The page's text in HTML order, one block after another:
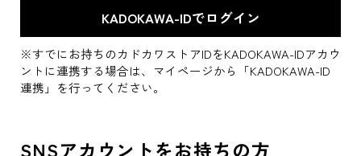
※すでにお持ちのカドカワストアIDをKADOKAWA-IDアカウ
ントに連携する場合は、マイページから「KADOKAWA-ID
連携」を行ってください。
SNSアカウントをお持ちの方